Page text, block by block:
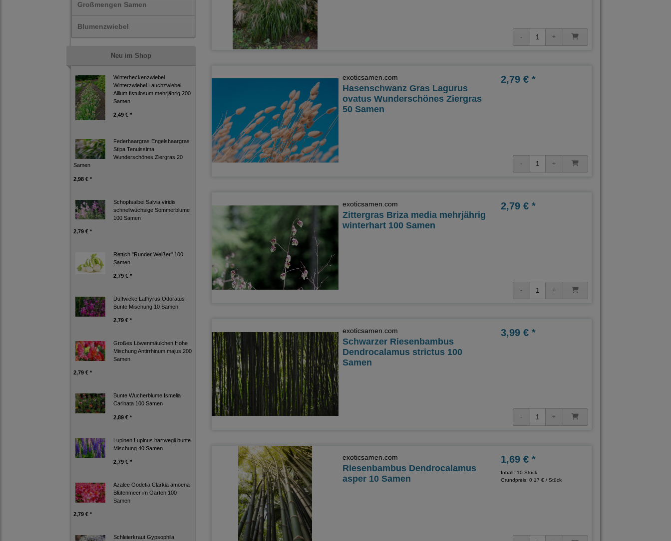
Großmengen Samen
Blumenzwiebel
Neu im Shop
Winterheckenzwiebel
Winterzwiebel Lauchzwiebel
Allium fistulosum mehrjährig 200
Samen
2,49 € *
Federhaargras Engelshaargras
Stipa Tenuissima
Wunderschönes Ziergras 20
Samen
2,98 € *
Schopfsalbei Salvia viridis
schnellwüchsige Sommerblume
100 Samen
2,79 € *
Rettich "Runder Weißer" 100
Samen
2,79 € *
Duftwicke Lathyrus Odoratus
Bunte Mischung 10 Samen
2,79 € *
Großes Löwenmäulchen Hohe
Mischung Antirrhinum majus 200
Samen
2,79 € *
Bunte Wucherblume Ismelia
Carinata 100 Samen
2,89 € *
Lupinen Lupinus hartwegii bunte
Mischung 40 Samen
2,79 € *
Azalee Godetia Clarkia amoena
Blütenmeer im Garten 100
Samen
2,79 € *
Schleierkraut Gypsophila
exoticsamen.com
Hasenschwanz Gras Lagurus
ovatus Wunderschönes Ziergras
50 Samen
2,79 € *
exoticsamen.com
Zittergras Briza media mehrjährig
winterhart 100 Samen
2,79 € *
exoticsamen.com
Schwarzer Riesenbambus
Dendrocalamus strictus 100
Samen
3,99 € *
exoticsamen.com
Riesenbambus Dendrocalamus
asper 10 Samen
1,69 € *
Inhalt: 10 Stück
Grundpreis: 0,17 € / Stück